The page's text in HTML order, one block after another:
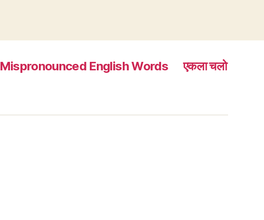
Mispronounced English Words
एकला चलो